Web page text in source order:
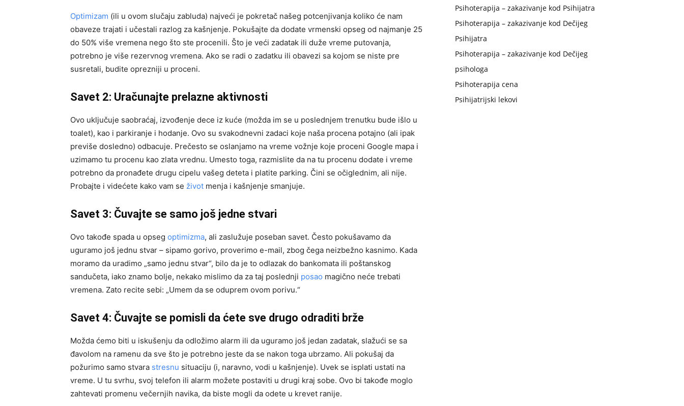
Optimizam (ili u ovom slučaju zabluda) najveći je pokretač našeg potcenjivanja koliko će nam
obaveze trajati i učestali razlog za kašnjenje. Pokušajte da dodate vrmenski opseg od najmanje 25
do 50% više vremena nego što ste procenili. Što je veći zadatak ili duže vreme putovanja,
potrebno je više rezervnog vremena. Ako se radi o zadatku ili obavezi sa kojom se niste pre
susretali, budite oprezniji u proceni.
Savet 2: Uračunajte prelazne aktivnosti
Ovo uključuje saobraćaj, izvođenje dece iz kuće (možda im se u poslednjem trenutku bude išlo u
toalet), kao i parkiranje i hodanje. Ovo su svakodnevni zadaci koje naša procena potajno (ali ipak
previše dosledno) odbacuje. Prečesto se oslanjamo na vreme vožnje koje proceni Google mapa i
uzimamo tu procenu kao zlata vrednu. Umesto toga, razmislite da na tu procenu dodate i vreme
potrebno da pronađete drugu cipelu vašeg deteta i platite parking. Čini se očiglednim, ali nije.
Probajte i videćete kako vam se život menja i kašnjenje smanjuje.
Savet 3: Čuvajte se samo još jedne stvari
Ovo takođe spada u opseg optimizma, ali zaslužuje poseban savet. Često pokušavamo da
uguramo još jednu stvar – sipamo gorivo, proverimo e-mail, zbog čega neizbežno kasnimo. Kada
moramo da uradimo „samo jednu stvar“, bilo da je to odlazak do bankomata ili poštanskog
sandučeta, iako znamo bolje, nekako mislimo da za taj poslednji posao magično neće trebati
vremena. Zato recite sebi: „Umem da se oduprem ovom porivu.“
Savet 4: Čuvajte se pomisli da ćete sve drugo odraditi brže
Možda ćemo biti u iskušenju da odložimo alarm ili da uguramo još jedan zadatak, slažući se sa
đavolom na ramenu da sve što je potrebno jeste da se nakon toga ubrzamo. Ali pokušaj da
požurimo samo stvara stresnu situaciju (i, naravno, vodi u kašnjenje). Uvek se isplati ustati na
vreme. U tu svrhu, svoj telefon ili alarm možete postaviti u drugi kraj sobe. Ovo bi takođe moglo
zahtevati promenu večernjih navika, da biste mogli da odete u krevet ranije.
Psihoterapija – zakazivanje kod Psihijatra
Psihoterapija – zakazivanje kod Dečijeg
Psihijatra
Psihoterapija – zakazivanje kod Dečijeg
psihologa
Psihoterapija cena
Psihijatrijski lekovi